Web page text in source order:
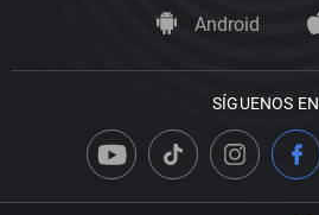
Android
SÍGUENOS EN